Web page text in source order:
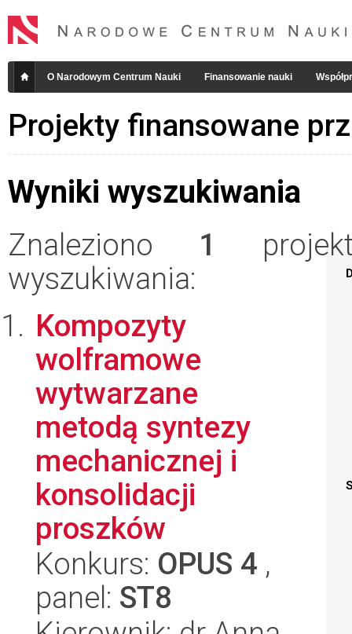
O Narodowym Centrum Nauki Finansowanie nauki
Projekty finansowane
Wyniki wyszukiwania
Znaleziono 1
wyszukiwania:
Kompozyty
wolframowe
wytwarzane
metodą syntezy
mechanicznej i
konsolidacji
proszków
Konkurs: OPUS 4 ,
panel: ST8